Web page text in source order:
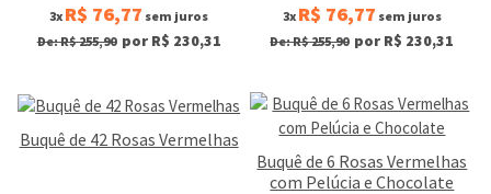
3x R$ 76,77 sem juros
De: R$ 255,90 por R$ 230,31
3x R$ 76,77 sem juros
De: R$ 255,90 por R$ 230,31
Buquê de 42 Rosas Vermelhas
Buquê de 6 Rosas Vermelhas
com Pelúcia e Chocolate